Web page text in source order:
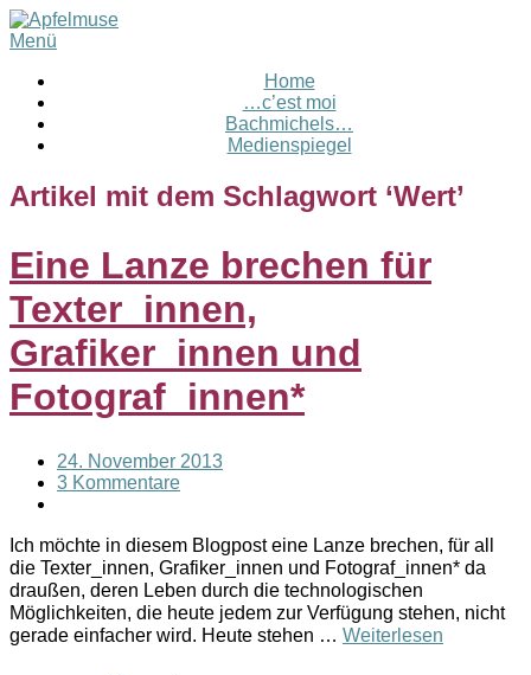
Menü
Home
…c’est moi
Bachmichels…
Medienspiegel
Artikel mit dem Schlagwort ‘Wert’
Eine Lanze brechen für
Texter_innen,
Grafiker_innen und
Fotograf_innen*
24. November 2013
3 Kommentare
Ich möchte in diesem Blogpost eine Lanze brechen, für all
die Texter_innen, Grafiker_innen und Fotograf_innen* da
draußen, deren Leben durch die technologischen
Möglichkeiten, die heute jedem zur Verfügung stehen, nicht
gerade einfacher wird. Heute stehen … Weiterlesen